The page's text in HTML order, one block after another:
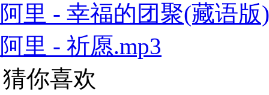
阿里 - 幸福的团聚(藏语版
阿里 - 祈愿.mp3
猜你喜欢